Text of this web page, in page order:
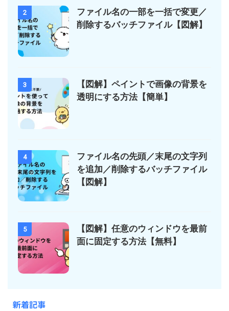
2
ファイル名の一部を一括で変更／
削除するバッチファイル【図解】
3
【図解】ペイントで画像の背景を
透明にする方法【簡単】
4
ファイル名の先頭／末尾の文字列
を追加／削除するバッチファイル
【図解】
5
【図解】任意のウィンドウを最前
面に固定する方法【無料】
新着記事